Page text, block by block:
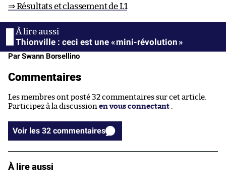
⇒ Résultats et classement de L1
Thionville : ceci est une « mini-révolution »
Par Swann Borsellino
Commentaires
Les membres ont posté 32 commentaires sur cet article.
Participez à la discussion en vous connectant
Voir les 32 commentaires
À lire aussi